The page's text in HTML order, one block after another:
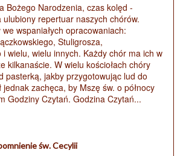
Bożego Narodzenia, czas kolęd -
ulubiony repertuar naszych chórów.
wspaniałych opracowaniach:
Stuligrosza,
i wielu, wielu innych. Każdy chór ma ich w
kilkanaście. W wielu kościołach chóry
pasterką, jakby przygotowując lud do
jednak zachęca, by Mszę św. o północy
Godziny Czytań. Godzina Czytań...
św. Cecylii